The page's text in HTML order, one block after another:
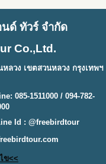
นด์ ทัวร์ จำกัด
Co.,Ltd.
ลวง เขตสวนหลวง กรุงเทพฯ
085-1511000 / 094-782-
Id : @freebirdtour
ข<<